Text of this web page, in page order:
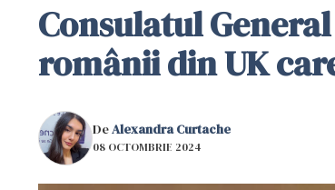
Consulatul
românii din UK
DeAlexandra Curtache
08 OCTOMBRIE 2024